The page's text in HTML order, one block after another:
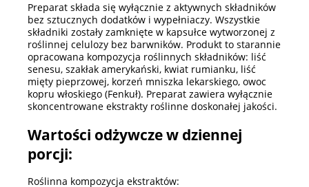
Preparat składa się wyłącznie z aktywnych składników
bez sztucznych dodatków i wypełniaczy. Wszystkie
składniki zostały zamknięte w kapsułce wytworzonej z
roślinnej celulozy bez barwników. Produkt to starannie
opracowana kompozycja roślinnych składników: liść
senesu, szakłak amerykański, kwiat rumianku, liść
mięty pieprzowej, korzeń mniszka lekarskiego, owoc
kopru włoskiego (Fenkuł). Preparat zawiera wyłącznie
skoncentrowane ekstrakty roślinne doskonałej jakości.
Wartości odżywcze w dziennej
porcji:
Roślinna kompozycja ekstraktów: